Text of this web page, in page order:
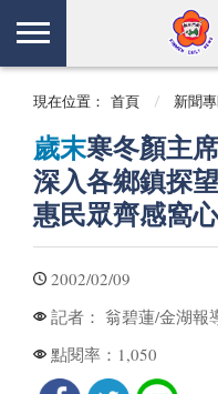
現在位置： 首頁 新聞
歲末寒冬顏主
深入各鄉鎮探
惠民眾齊感窩心
2002/02/09
記者： 翁碧蓮/金湖報
點閱率： 1,050